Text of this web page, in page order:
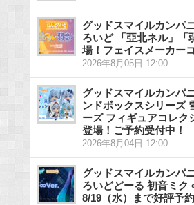
グッドスマイルカンパ
ろいど 「亞北ネル」「
場！フェイスメーカー
2026年8月05日 12:00
グッドスマイルカンパ
ンドボックスシリーズ
ーズ フィギュアコレク
登場！ご予約受付中！
2026年8月04日 12:00
グッドスマイルカンパ
ろいどどーる 初音ミク
8/19（水）まで好評予